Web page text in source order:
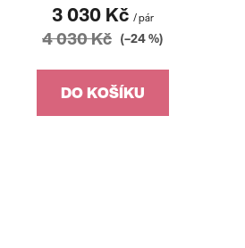
3 030 Kč / pár
4 030 Kč (–24 %)
DO KOŠÍKU